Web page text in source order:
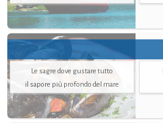
Le sagre dove gustare tutto
il sapore più profondo del mare